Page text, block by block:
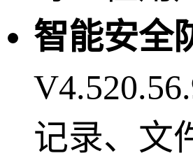
智能安全
记录、文